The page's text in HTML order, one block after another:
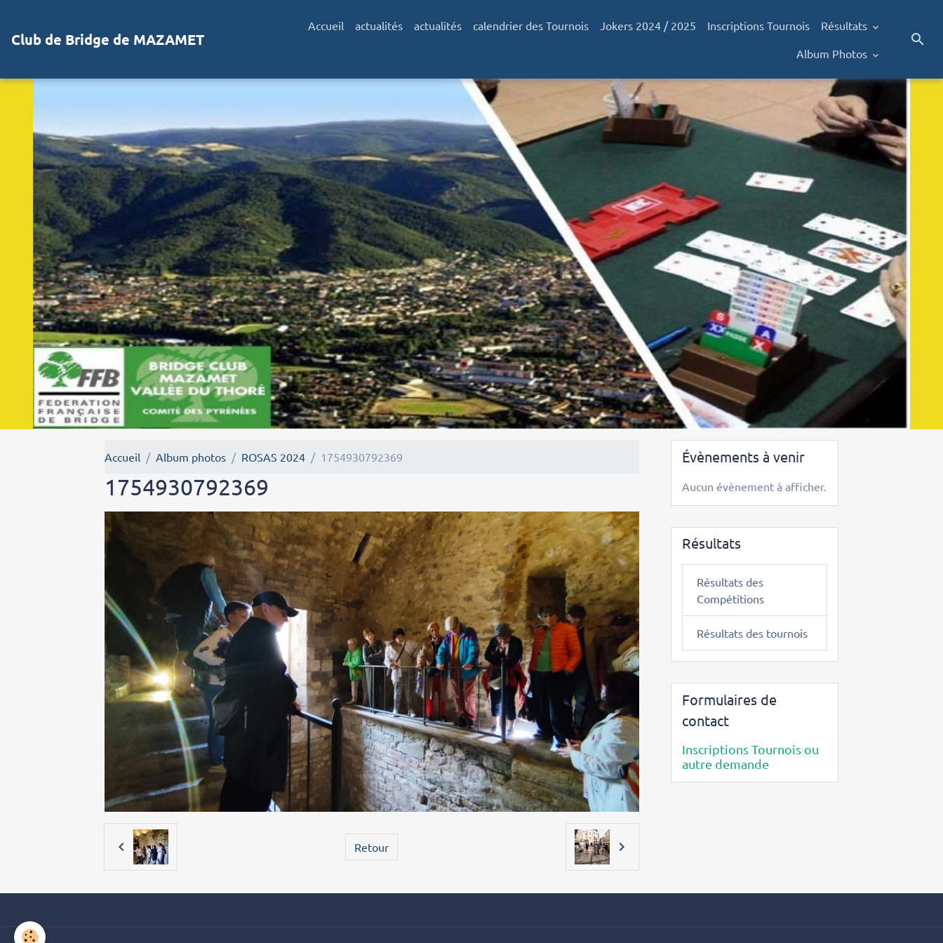
Club de Bridge de MAZAMET
Accueil actualités actualités calendrier des Tournois Jokers 2024 / 2025 Inscriptions Tournois
Résultats
Album Photos
Accueil Album photos ROSAS 2024 1754930792369
1754930792369
Retour
Évènements à venir
Aucun évènement à afficher.
Résultats
Résultats des
Compétitions
Résultats des tournois
Formulaires de
contact
Inscriptions Tournois ou
autre demande